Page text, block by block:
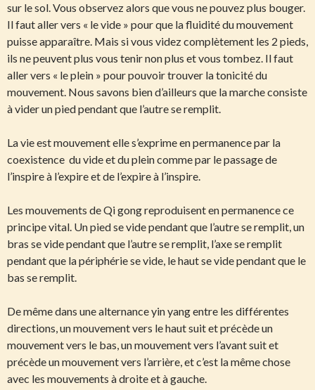
sur le sol. Vous observez alors que vous ne pouvez plus bouger.
Il faut aller vers « le vide » pour que la fluidité du mouvement
puisse apparaître. Mais si vous videz complètement les 2 pieds,
ils ne peuvent plus vous tenir non plus et vous tombez. Il faut
aller vers « le plein » pour pouvoir trouver la tonicité du
mouvement. Nous savons bien d’ailleurs que la marche consiste
à vider un pied pendant que l’autre se remplit.
La vie est mouvement elle s’exprime en permanence par la
coexistence du vide et du plein comme par le passage de
l’inspire à l’expire et de l’expire à l’inspire.
Les mouvements de Qi gong reproduisent en permanence ce
principe vital. Un pied se vide pendant que l’autre se remplit, un
bras se vide pendant que l’autre se remplit, l’axe se remplit
pendant que la périphérie se vide, le haut se vide pendant que le
bas se remplit.
De même dans une alternance yin yang entre les différentes
directions, un mouvement vers le haut suit et précède un
mouvement vers le bas, un mouvement vers l’avant suit et
précède un mouvement vers l’arrière, et c’est la même chose
avec les mouvements à droite et à gauche.